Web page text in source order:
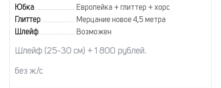
Юбка
Европейка + глиттер + хорс
Глиттер
Мерцание новое 4,5 метра
Шлейф
Возможен
Шлейф (25-30 см) + 1 800 рублей.
без ж/с